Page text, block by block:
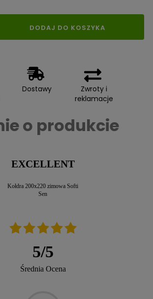
DODAJ DO KOSZYKA
Dostawy
Zwroty i
reklamacje
o produkcie
EXCELLENT
Kołdra 200x220 zimowa Softi
Sen
5/5
Średnia Ocena